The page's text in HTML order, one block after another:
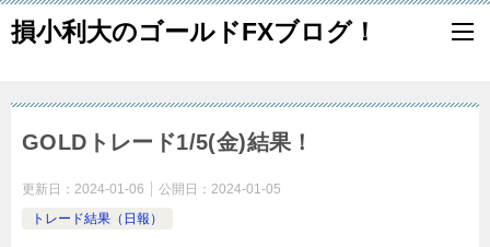
損小利大のゴールドFXブログ！
GOLDトレード1/5(金)結果！
更新日： 2024-01-06 公開日： 2024-01-05
トレード結果（日報）